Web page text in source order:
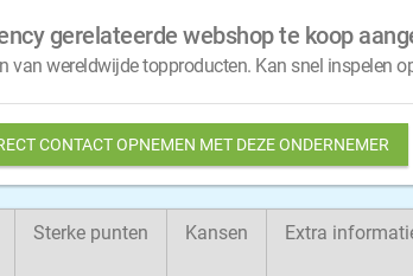
gerelateerde webshop te koop
van wereldwijde topproducten. Kan snel inspelen
CONTACT OPNEMEN MET DEZE ONDERNEMER
Sterke punten Kansen Extra